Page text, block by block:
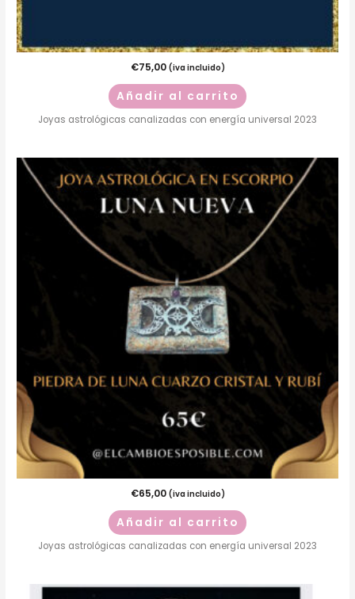
€75,00 (iva incluido)
Añadir al carrito
Joyas astrológicas canalizadas con energía universal 2023
€65,00 (iva incluido)
Añadir al carrito
Joyas astrológicas canalizadas con energía universal 2023